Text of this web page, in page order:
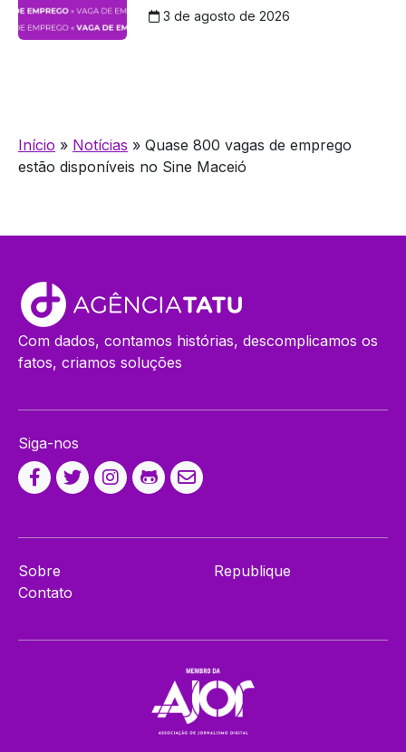
3 de agosto de 2026
Início » Notícias » Quase 800 vagas de emprego
estão disponíveis no Sine Maceió
Com dados, contamos histórias, descomplicamos os
fatos, criamos soluções
Siga-nos
Sobre
Contato
Republique